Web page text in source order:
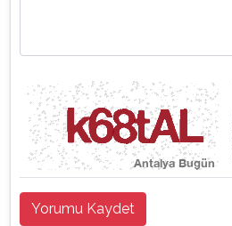
Yorumu Kaydet